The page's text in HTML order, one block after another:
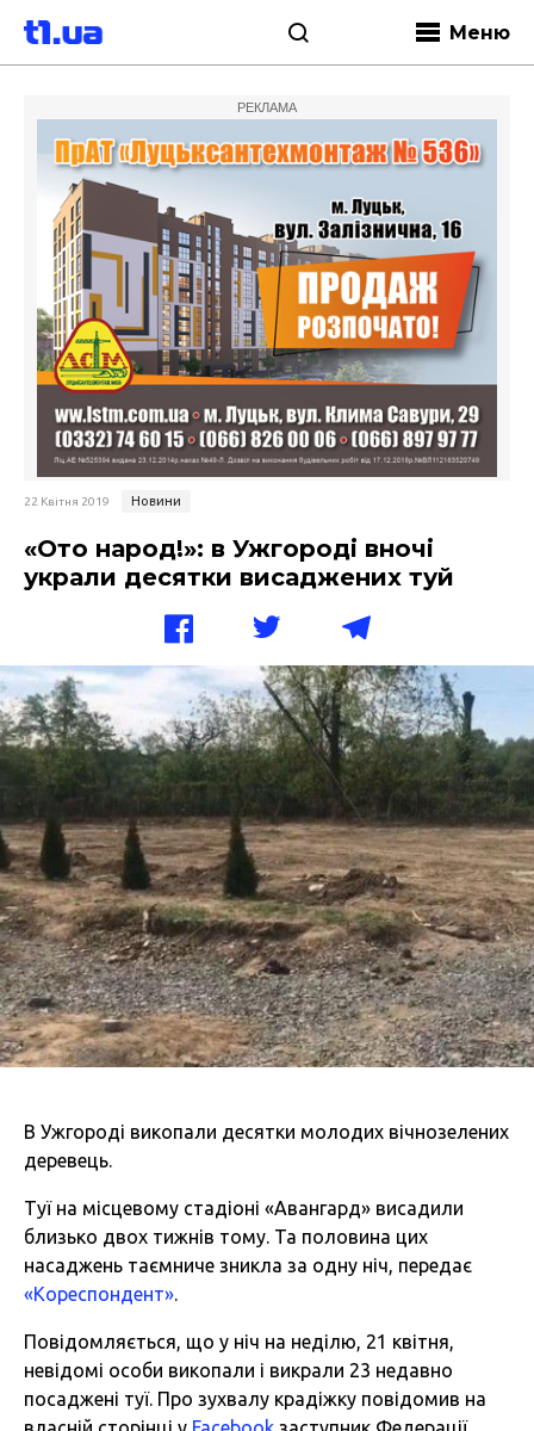
Меню
РЕКЛАМА
22 Квітня 2019 Новини
«Ото народ!»: в Ужгороді вночі
украли десятки висаджених туй
В Ужгороді викопали десятки молодих вічнозелених
деревець.
Туї на місцевому стадіоні «Авангард» висадили
близько двох тижнів тому. Та половина цих
насаджень таємниче зникла за одну ніч, передає
«Кореспондент».
Повідомляється, що у ніч на неділю, 21 квітня,
невідомі особи викопали і викрали 23 недавно
посаджені туї. Про зухвалу крадіжку повідомив на